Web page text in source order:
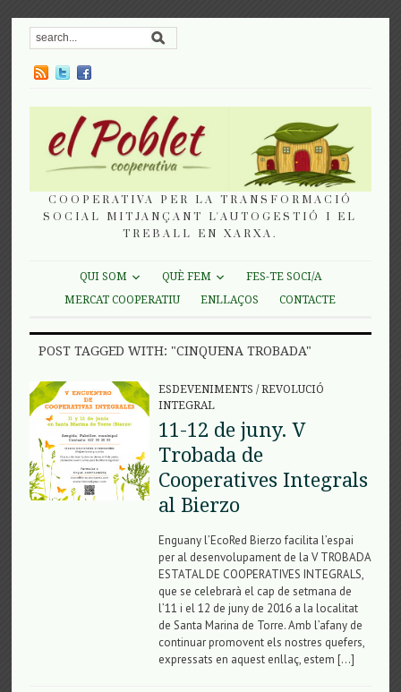
COOPERATIVA PER LA TRANSFORMACIÓ
SOCIAL MITJANÇANT L'AUTOGESTIÓ I EL
TREBALL EN XARXA.
QUI SOM QUÈ FEM
FES-TE SOCI/A
MERCAT COOPERATIU
ENLLAÇOS CONTACTE
POST TAGGED WITH: "CINQUENA TROBADA"
ESDEVENIMENTS /REVOLUCIÓ
INTEGRAL
11-12 de juny. V
Trobada de
Cooperatives Integrals
al Bierzo
Enguany l’EcoRed Bierzo facilita l’espai
per al desenvolupament de la V TROBADA
ESTATAL DE COOPERATIVES INTEGRALS,
que se celebrarà el cap de setmana de
l’11 i el 12 de juny de 2016 a la localitat
de Santa Marina de Torre. Amb l’afany de
continuar promovent els nostres quefers,
expressats en aquest enllaç, estem […]